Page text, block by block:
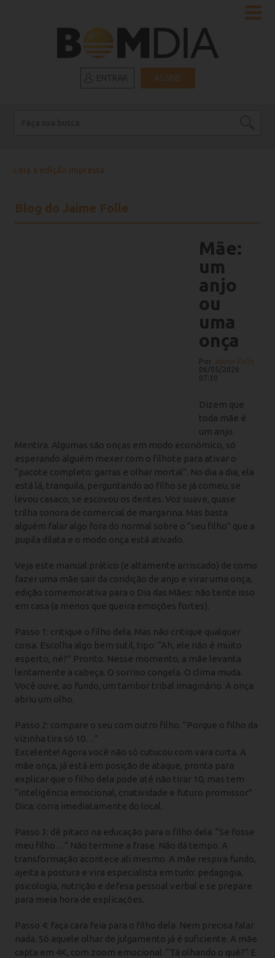
ASSINE
Leia a edição impressa
Blog do Jaime Folle
Mãe:
um
anjo
ou
uma
onça
Por Jaime Folle
06/05/2026
07:30
Dizem que
toda mãe é
um anjo.
Mentira. Algumas são onças em modo econômico, só
esperando alguém mexer com o filhote para ativar o
“pacote completo: garras e olhar mortal”. No dia a dia, ela
está lá, tranquila, perguntando ao filho se já comeu, se
levou casaco, se escovou os dentes. Voz suave, quase
trilha sonora de comercial de margarina. Mas basta
alguém falar algo fora do normal sobre o “seu filho” que a
pupila dilata e o modo onça está ativado.
Veja este manual prático (e altamente arriscado) de como
fazer uma mãe sair da condição de anjo e virar uma onça,
edição comemorativa para o Dia das Mães: não tente isso
em casa (a menos que queira emoções fortes).
Passo 1: critique o filho dela. Mas não critique qualquer
coisa. Escolha algo bem sutil, tipo: “Ah, ele não é muito
esperto, né?” Pronto. Nesse momento, a mãe levanta
lentamente a cabeça. O sorriso congela. O clima muda.
Você ouve, ao fundo, um tambor tribal imaginário. A onça
abriu um olho.
Passo 2: compare o seu com outro filho. “Porque o filho da
vizinha tira só 10…”
Excelente! Agora você não só cutucou com vara curta. A
mãe onça, já está em posição de ataque, pronta para
explicar que o filho dela pode até não tirar 10, mas tem
“inteligência emocional, criatividade e futuro promissor”.
Dica: corra imediatamente do local.
Passo 3: dê pitaco na educação para o filho dela. “Se fosse
meu filho…” Não termine a frase. Não dá tempo. A
transformação acontece ali mesmo. A mãe respira fundo,
ajeita a postura e vira especialista em tudo: pedagogia,
psicologia, nutrição e defesa pessoal verbal e se prepare
para meia hora de explicações.
Passo 4: faça cara feia para o filho dela. Nem precisa falar
nada. Só aquele olhar de julgamento já é suficiente. A mãe
capta em 4K, com zoom emocional. “Tá olhando o quê?” E